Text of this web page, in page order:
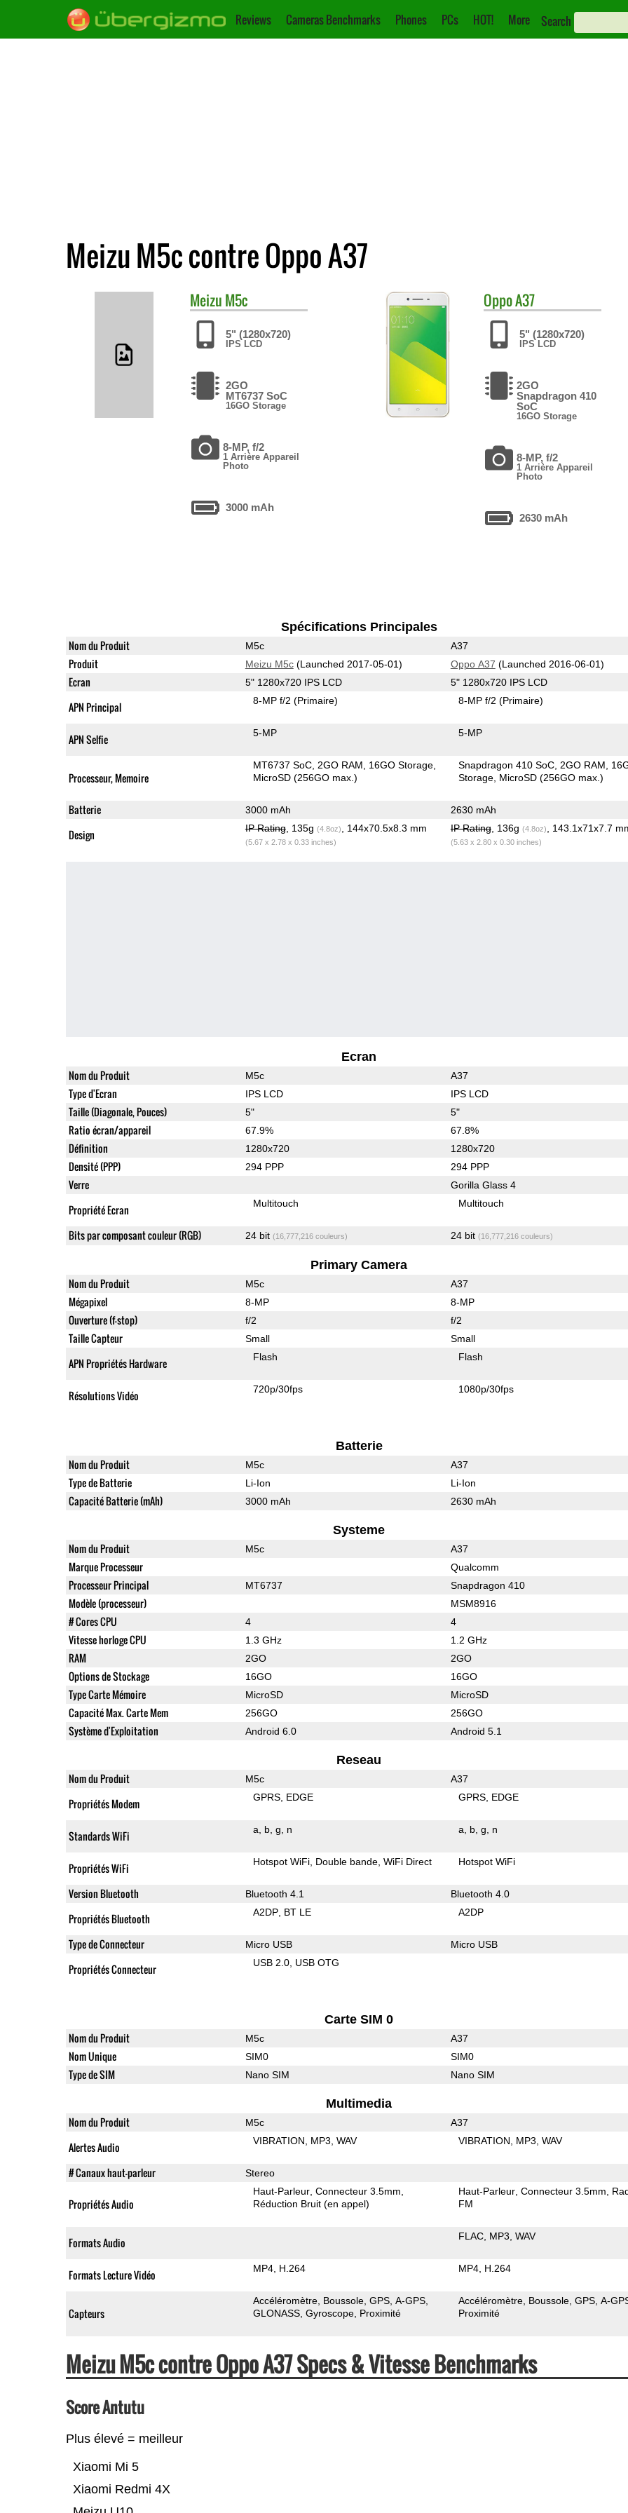
Reviews Cameras Benchmarks Phones PCs HOT! More Search
Meizu M5c contre Oppo A37
Meizu M5c
5" (1280x720)
IPS LCD
2GO
MT6737 SoC
16GO Storage
8-MP, f/2
1 Arrière Appareil
Photo
3000 mAh
OppoA37
5" (1280x720)
IPS LCD
2GO
Snapdragon 410
SoC
16GO Storage
8-MP, f/2
1 Arrière Appareil
Photo
2630 mAh
Spécifications Principales
Nom du Produit M5c A37
Produit Meizu M5c(Launched 2017-05-01) Oppo A37 (Launched 2016-06-01)
Ecran 5" 1280x720 IPS LCD 5" 1280x720 IPS LCD
APN Principal 8-MP f/2(Primaire) 8-MP f/2(Primaire)
APN Selfie 5-MP 5-MP
Processeur, Memoire
MT6737 SoC 2GO RAM
16GO Storage
MicroSD (256GO max.)
Snapdragon 410 SoC 2GO RAM
Storage MicroSD (256GO max.)
Batterie 3000 mAh 2630 mAh
Design IP Rating, 135g (4.8oz) , 144x70.5x8.3 mm
(5.67 x 2.78 x 0.33 inches)
IP Rating, 136g (4.8oz) , 143.1x71x7.7
(5.63 x 2.80 x 0.30 inches)
Ecran
Nom du Produit M5c A37
Type d'Ecran IPS LCD IPS LCD
Taille (Diagonale, Pouces) 5" 5"
Ratio écran/appareil 67.9% 67.8%
Définition 1280x720 1280x720
Densité (PPP) 294 PPP 294 PPP
Verre Gorilla Glass 4
Propriété Ecran Multitouch Multitouch
Bits par composant couleur (RGB) 24 bit (16,777,216 couleurs) 24 bit (16,777,216 couleurs)
Primary Camera
Nom du Produit M5c A37
Mégapixel 8-MP 8-MP
Ouverture (f-stop) f/2 f/2
Taille Capteur Small Small
APN Propriétés Hardware Flash Flash
Résolutions Vidéo 720p/30fps 1080p/30fps
Batterie
Nom du Produit M5c A37
Type de Batterie Li-Ion Li-Ion
Capacité Batterie (mAh) 3000 mAh 2630 mAh
Systeme
Nom du Produit M5c A37
Marque Processeur Qualcomm
Processeur Principal MT6737 Snapdragon 410
Modèle (processeur) MSM8916
# Cores CPU 4 4
Vitesse horloge CPU 1.3 GHz 1.2 GHz
RAM 2GO 2GO
Options de Stockage 16GO 16GO
Type Carte Mémoire MicroSD MicroSD
Capacité Max. Carte Mem 256GO 256GO
Système d'Exploitation Android 6.0 Android 5.1
Reseau
Nom du Produit M5c A37
Propriétés Modem GPRS EDGE GPRS EDGE
Standards WiFi a b g n a b g n
Propriétés WiFi Hotspot WiFi Double bande WiFi Direct Hotspot WiFi
Version Bluetooth Bluetooth 4.1 Bluetooth 4.0
Propriétés Bluetooth A2DP BT LE A2DP
Type de Connecteur Micro USB Micro USB
Propriétés Connecteur USB 2.0 USB OTG
Carte SIM 0
Nom du Produit M5c A37
Nom Unique SIM0 SIM0
Type de SIM Nano SIM Nano SIM
Multimedia
Nom du Produit M5c A37
Alertes Audio VIBRATION MP3 WAV VIBRATION MP3 WAV
# Canaux haut-parleur Stereo
Propriétés Audio
Haut-Parleur Connecteur 3.5mm
Réduction Bruit (en appel)
Haut-Parleur Connecteur 3.5mm
FM
Formats Audio FLAC MP3 WAV
Formats Lecture Vidéo MP4 H.264 MP4 H.264
Capteurs
Accéléromètre Boussole GPS A-GPS
GLONASS Gyroscope Proximité
Accéléromètre Boussole GPS A-
Proximité
Meizu M5c contre Oppo A37 Specs & Vitesse Benchmarks
Score Antutu
Plus élevé = meilleur
Xiaomi Redmi 4X
Xiaomi Mi 5